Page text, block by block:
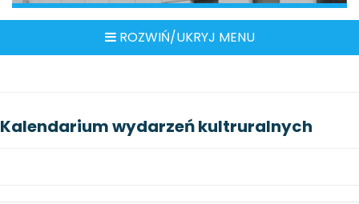
ROZWIŃ/UKRYJ MENU
Kalendarium wydarzeń kultruralnych